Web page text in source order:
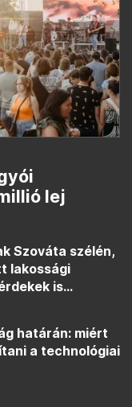
lej
Szováta szélén,
lakossági
is...
határán: miért
a technológiai